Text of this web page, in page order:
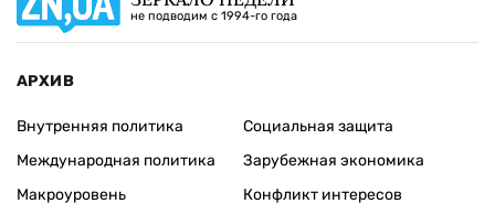
не подводим с 1994-го года
АРХИВ
Внутренняя политика
Международная политика
Макроуровень
Социальная защита
Зарубежная экономика
Конфликт интересов